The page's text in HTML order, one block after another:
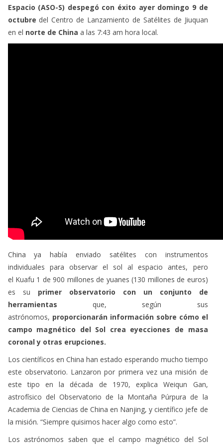
Espacio (ASO-S) despegó con éxito ayer domingo 9 de
octubre del Centro de Lanzamiento de Satélites de Jiuquan
en el norte de China a las 7:43 am hora local.
China ya había enviado satélites con instrumentos
individuales para observar el sol al espacio antes, pero
el Kuafu 1 de 900 millones de yuanes (130 millones de euros)
es su primer observatorio con un conjunto de
herramientas que, según sus
astrónomos, proporcionarán información sobre cómo el
campo magnético del Sol crea eyecciones de masa
coronal y otras erupciones.
Los científicos en China han estado esperando mucho tiempo
este observatorio. Lanzaron por primera vez una misión de
este tipo en la década de 1970, explica Weiqun Gan,
astrofísico del Observatorio de la Montaña Púrpura de la
Academia de Ciencias de China en Nanjing, y científico jefe de
la misión. “Siempre quisimos hacer algo como esto”.
Los astrónomos saben que el campo magnético del Sol